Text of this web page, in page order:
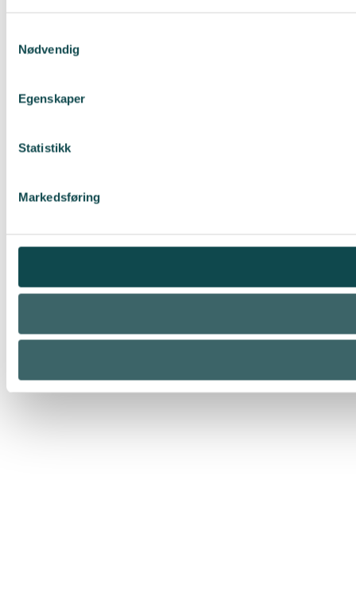
Nødvendig
Egenskaper
Statistikk
Markedsføring